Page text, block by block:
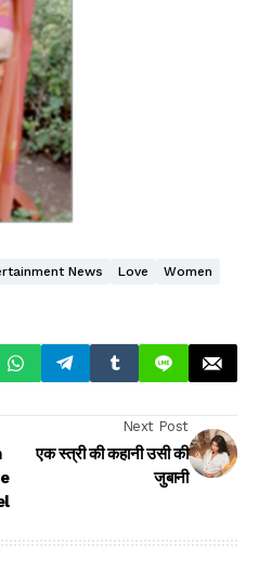
News Love
Women
Next Post
एक स्त्री की कहानी उसी की
जुबानी